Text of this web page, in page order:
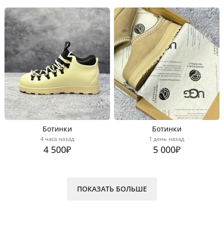
Ботинки
4 часа назад
4 500₽
Ботинки
1 день назад
5 000₽
ПОКАЗАТЬ БОЛЬШЕ